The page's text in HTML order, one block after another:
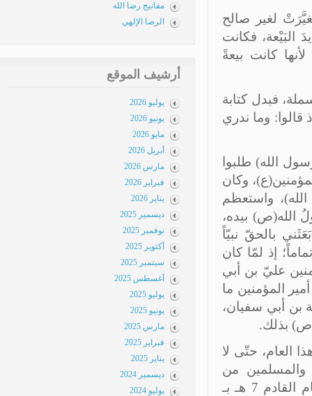
لغير صالح
فكانت
كانت بيعةً
الصلح، ومنها: 1ـ تغيير البسملة، فبدل كتابة
وما ندري
رسول الله) طلبوا
وكان
واستعظم
الله(ص) بيده،
بالحقّ نبيّاً
إذ لمّا كان
عليّ بن أبي
المؤمنين ما
أبي سفيان،
بذلك.
حتّى لا
من
إحرامهم في مكانهم، ولم يعتمروا، ولذلك سُمِّيَتْ عمرتهم في العام القادم 7 هـ بـ
مفاتيح رضا الله
الرضا الإلهي
أرشيف الموقع
يوليو 2026
يونيو 2026
مايو 2026
أبريل 2026
مارس 2026
فبراير 2026
يناير 2026
ديسمبر 2025
نوفمبر 2025
أكتوبر 2025
سبتمبر 2025
أغسطس 2025
يوليو 2025
يونيو 2025
مارس 2025
فبراير 2025
يناير 2025
ديسمبر 2024
يوليو 2024